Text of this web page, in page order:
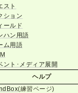
スト
ション
ールド
ハン用語
ム用語
ント･メディア展開
ヘルプ
(練習ページ)